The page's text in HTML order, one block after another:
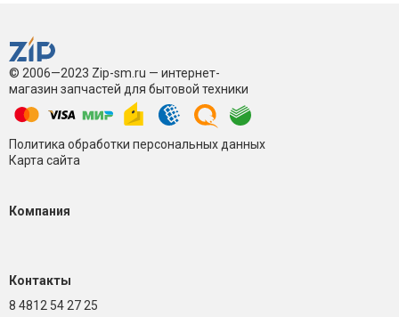
© 2006—2023 Zip-sm.ru — интернет-
магазин запчастей для бытовой техники
Политика обработки персональных данных
Карта сайта
Компания
Контакты
8 4812 54 27 25